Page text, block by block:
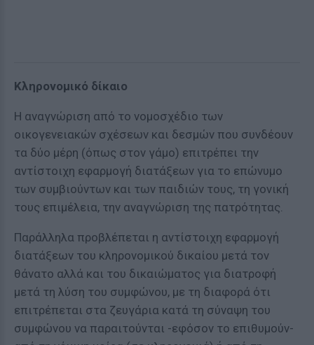
Κληρονομικό δίκαιο
Η αναγνώριση από το νομοσχέδιο των
οικογενειακών σχέσεων και δεσμών που συνδέουν
τα δύο μέρη (όπως στον γάμο) επιτρέπει την
αντίστοιχη εφαρμογή διατάξεων για το επώνυμο
των συμβιούντων και των παιδιών τους, τη γονική
τους επιμέλεια, την αναγνώριση της πατρότητας.
Παράλληλα προβλέπεται η αντίστοιχη εφαρμογή
διατάξεων του κληρονομικού δικαίου μετά τον
θάνατο αλλά και του δικαιώματος για διατροφή
μετά τη λύση του συμφώνου, με τη διαφορά ότι
επιτρέπεται στα ζευγάρια κατά τη σύναψη του
συμφώνου να παραιτούνται -εφόσον το επιθυμούν-